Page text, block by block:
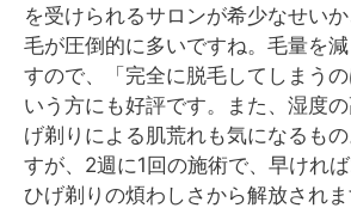
を受けられるサロンが希少なせい
毛が圧倒的に多いですね。毛量を
すので、「完全に脱毛してしまう
いう方にも好評です。また、湿度
げ剃りによる肌荒れも気になるも
すが、2週に1回の施術で、早けれ
ひげ剃りの煩わしさから解放されま